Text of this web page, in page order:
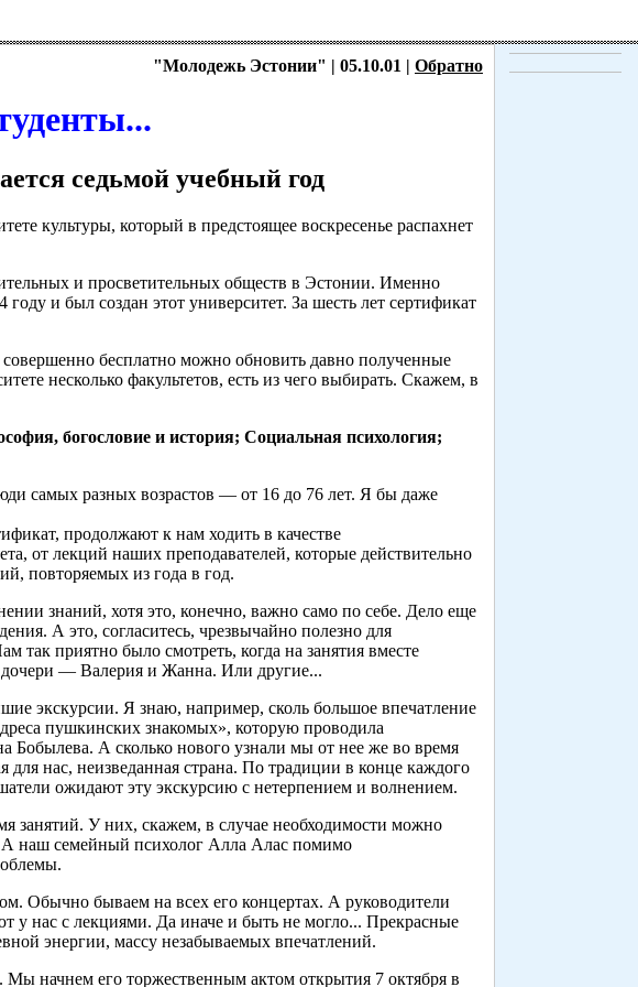
"Молодежь Эстонии" | 05.10.01 | Обратно
седьмой учебный год
культуры, который в предстоящее воскресенье распахнет
и просветительных обществ в Эстонии. Именно
и был создан этот университет. За шесть лет сертификат
бесплатно можно обновить давно полученные
несколько факультетов, есть из чего выбирать. Скажем, в
богословие и история; Социальная психология;
самых разных возрастов — от 16 до 76 лет. Я бы даже
продолжают к нам ходить в качестве
от лекций наших преподавателей, которые действительно
повторяемых из года в год.
знаний, хотя это, конечно, важно само по себе. Дело еще
А это, согласитесь, чрезвычайно полезно для
так приятно было смотреть, когда на занятия вместе
дочери — Валерия и Жанна. Или другие...
экскурсии. Я знаю, например, сколь большое впечатление
пушкинских знакомых», которую проводила
Бобылева. А сколько нового узнали мы от нее же во время
нас, неизведанная страна. По традиции в конце каждого
ожидают эту экскурсию с нетерпением и волнением.
занятий. У них, скажем, в случае необходимости можно
А наш семейный психолог Алла Алас помимо
Обычно бываем на всех его концертах. А руководители
у нас с лекциями. Да иначе и быть не могло... Прекрасные
энергии, массу незабываемых впечатлений.
начнем его торжественным актом открытия 7 октября в